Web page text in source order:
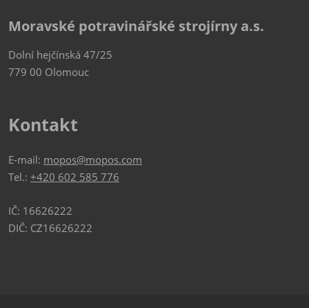
Moravské potravinářské strojírny a.s.
Dolní hejčínská 47/25
779 00 Olomouc
Kontakt
E-mail: mopos@mopos.com
Tel.: +420 602 585 776
IČ: 16626222
DIČ: CZ16626222